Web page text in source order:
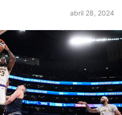
abril 28, 2024